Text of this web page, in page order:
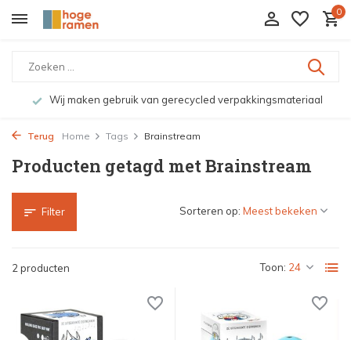
0
Wij maken gebruik van gerecycled verpakkingsmateriaal
Terug Home Tags Brainstream
Producten getagd met Brainstream
Filter
2 producten Toon:
Sorteren op: